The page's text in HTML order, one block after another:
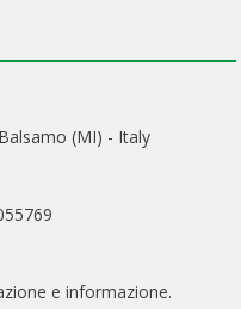
(MI) - Italy
e informazione.